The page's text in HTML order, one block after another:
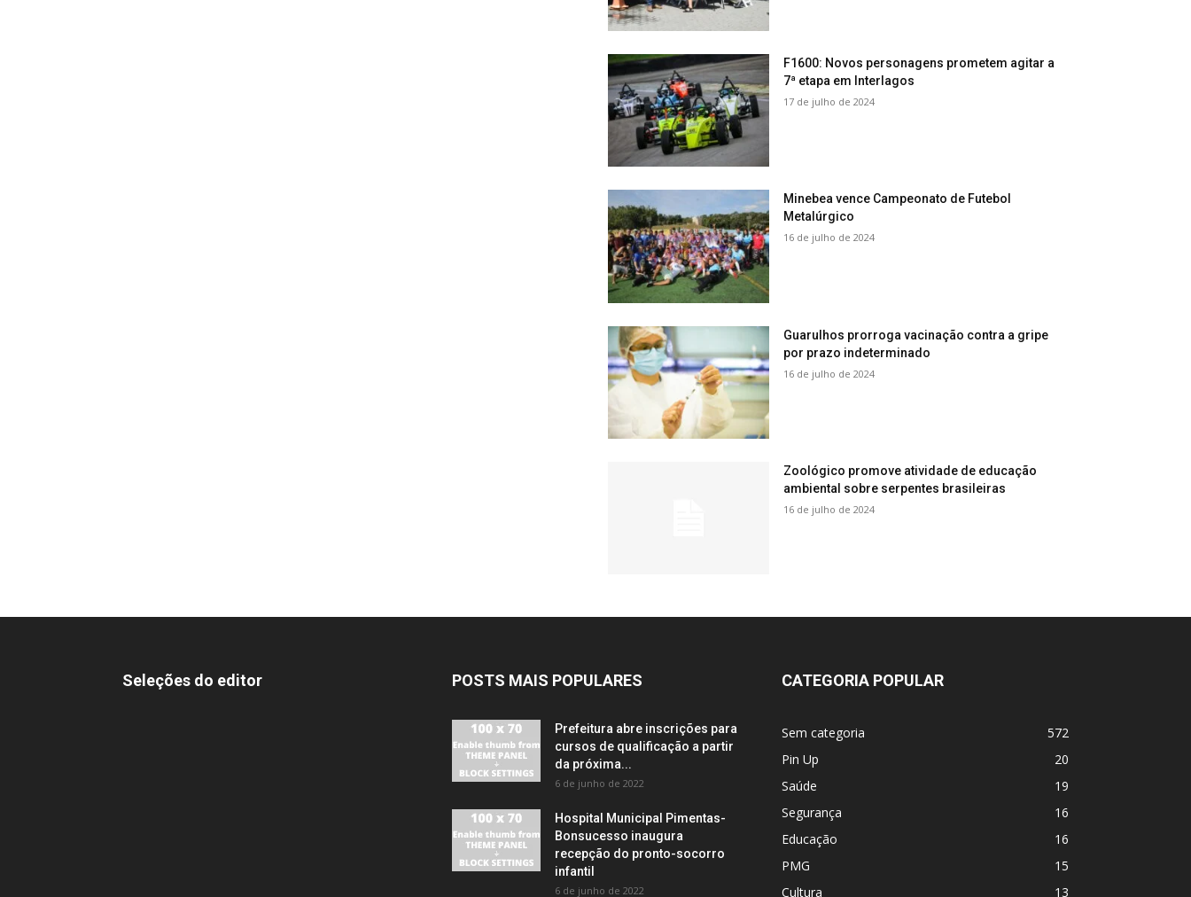
F1600: Novos personagens prometem agitar a
7ª etapa em Interlagos
17 de julho de 2024
Minebea vence Campeonato de Futebol
Metalúrgico
16 de julho de 2024
Guarulhos prorroga vacinação contra a gripe
por prazo indeterminado
16 de julho de 2024
Zoológico promove atividade de educação
ambiental sobre serpentes brasileiras
16 de julho de 2024
Seleções do editor POSTS MAIS POPULARES
Prefeitura abre inscrições para
cursos de qualificação a partir
da próxima...
6 de junho de 2022
Hospital Municipal Pimentas-
Bonsucesso inaugura
recepção do pronto-socorro
infantil
6 de junho de 2022
CATEGORIA POPULAR
Sem categoria
572
Pin Up
20
Saúde
19
Segurança
16
Educação
16
PMG
15
Cultura
13